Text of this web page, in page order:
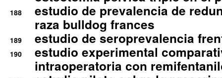
188
estudio de prevalencia de
raza bulldog frances
189 estudio de seroprevalencia
190
estudio experimental
intraoperatoria con